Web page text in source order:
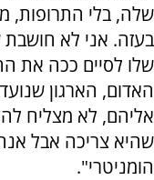
שלה, בלי התרופות,
בעזה. אני לא
שלו לסיים ככה את
האדום, הארגון
אליהם, לא מצליח
שהיא צריכה אבל
הומניטרי".